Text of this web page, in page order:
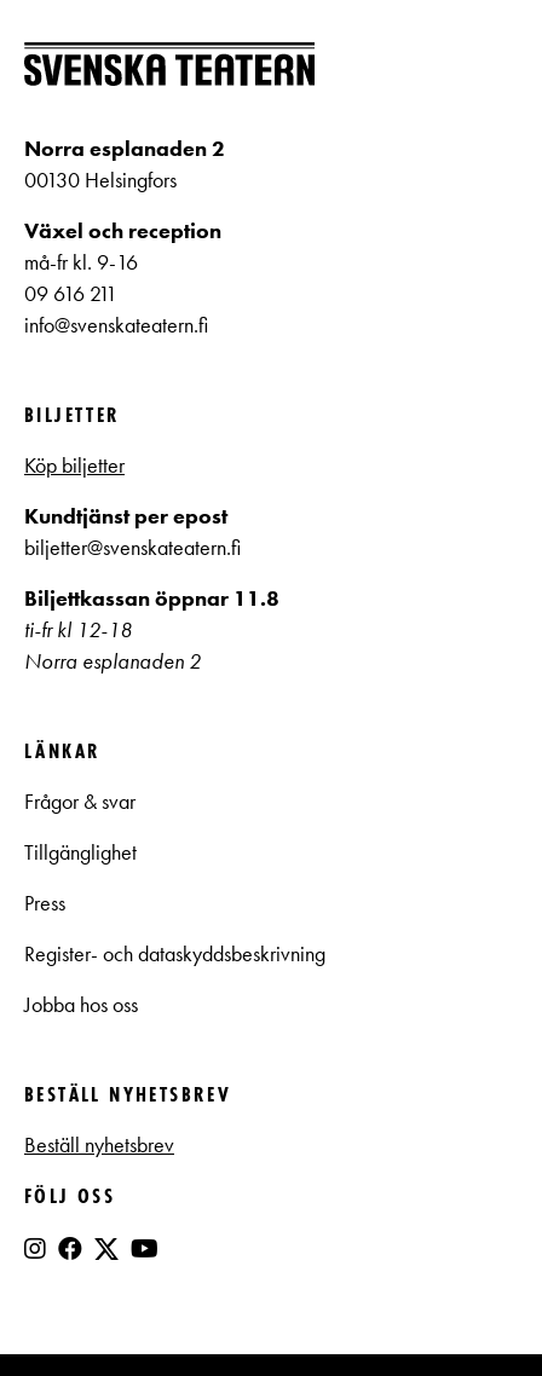
Norra esplanaden 2
00130 Helsingfors
Växel och reception
må-fr kl. 9-16
09 616 211
info@svenskateatern.fi
BILJETTER
Köp biljetter
Kundtjänst per epost
biljetter@svenskateatern.fi
Biljettkassan öppnar 11.8
ti-fr kl 12-18
Norra esplanaden 2
LÄNKAR
Frågor & svar
Tillgänglighet
Press
Register- och dataskyddsbeskrivning
Jobba hos oss
BESTÄLL NYHETSBREV
Beställ nyhetsbrev
FÖLJ OSS